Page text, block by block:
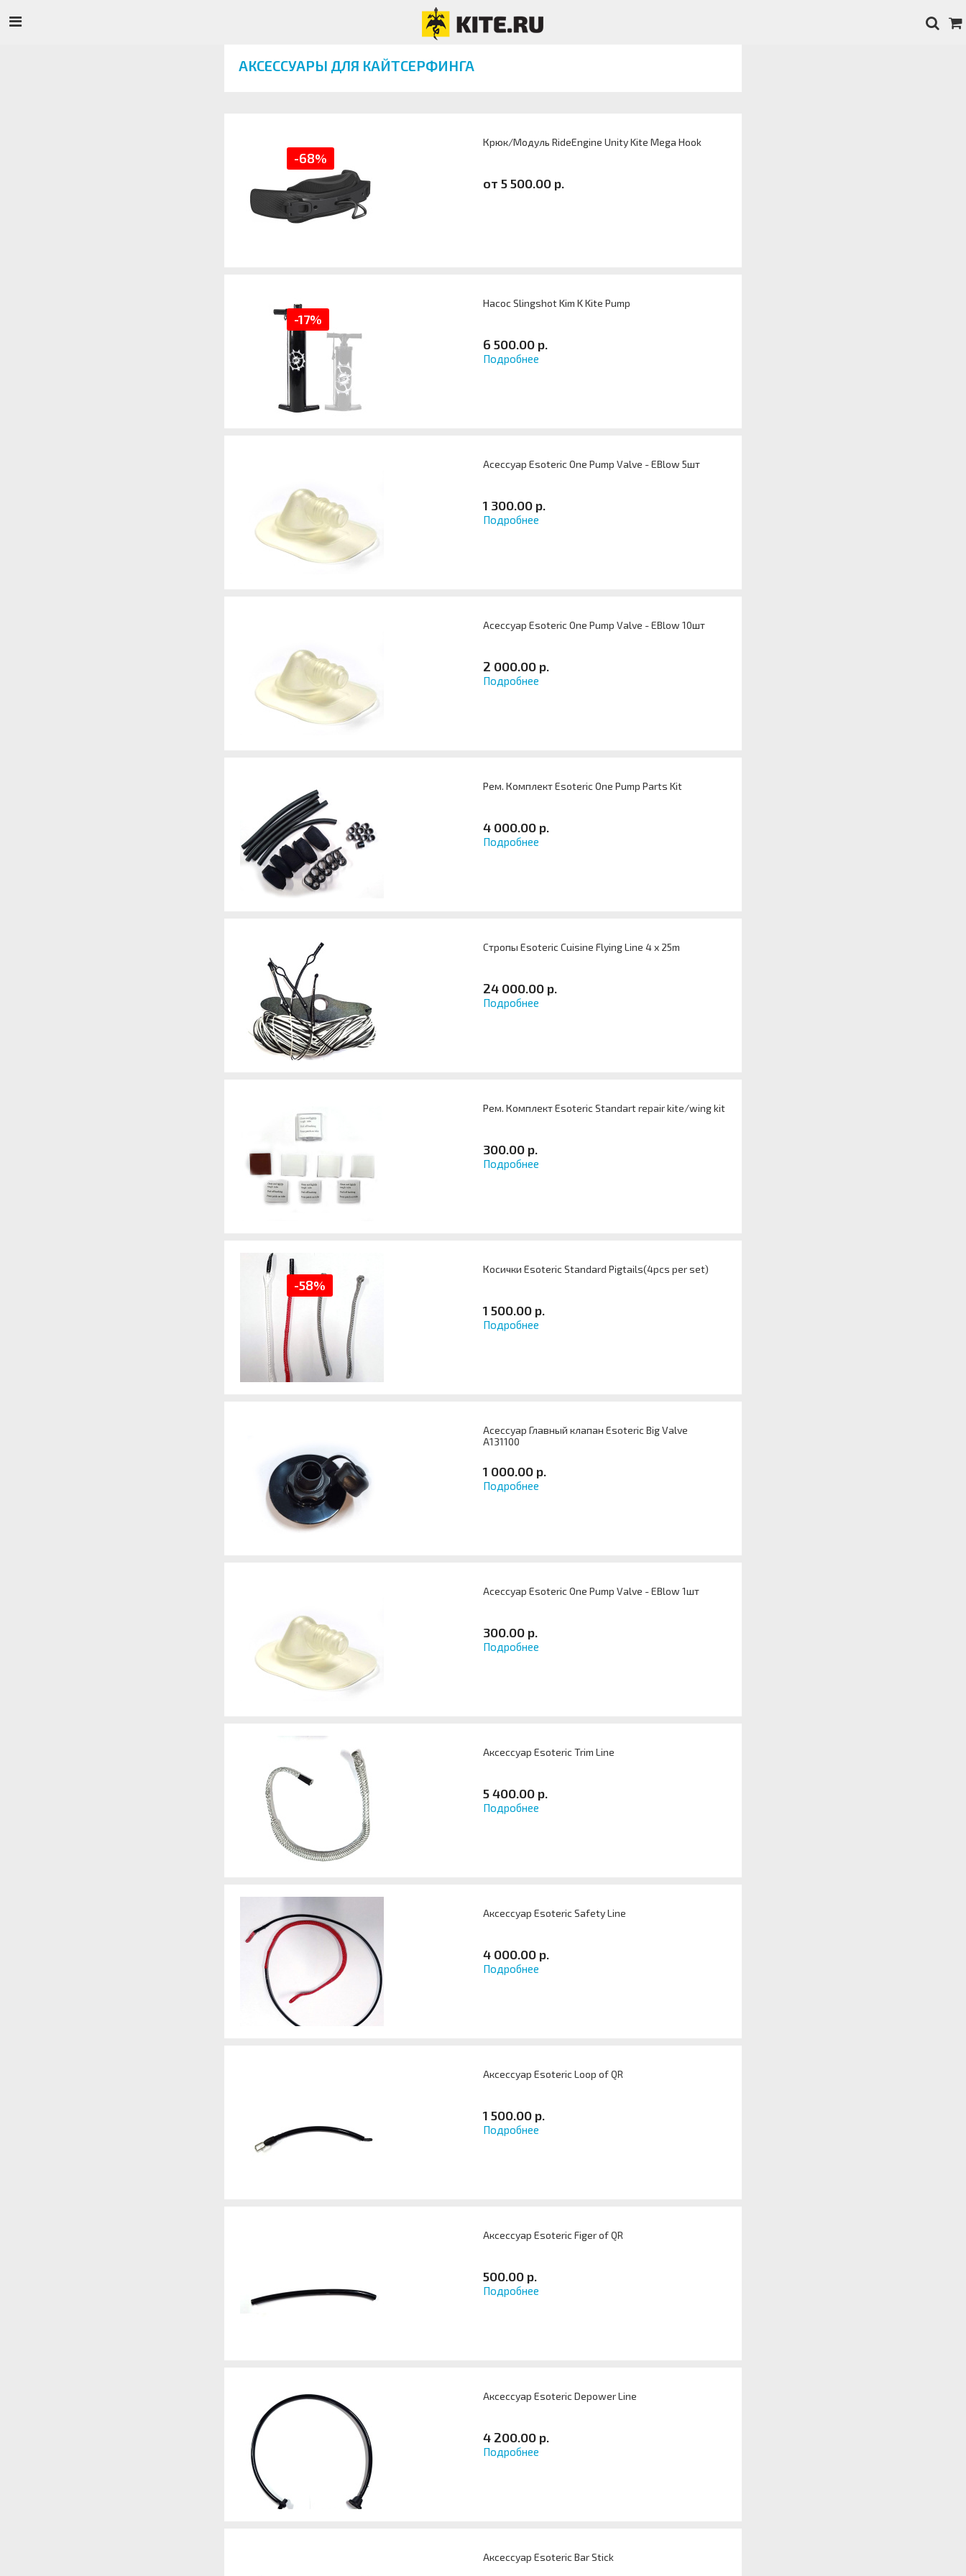
АКСЕССУАРЫ ДЛЯ КАЙТСЕРФИНГА
Крюк/Модуль RideEngine Unity Kite Mega Hook
от 5 500.00 р.
-68%
Насос Slingshot Kim K Kite Pump
6 500.00 р.
Подробнее
-17%
Асессуар Esoteric One Pump Valve - EBlow 5шт
1 300.00 р.
Подробнее
Асессуар Esoteric One Pump Valve - EBlow 10шт
2 000.00 р.
Подробнее
Рем. Комплект Esoteric One Pump Parts Kit
4 000.00 р.
Подробнее
Стропы Esoteric Cuisine Flying Line 4 x 25m
24 000.00 р.
Подробнее
Рем. Комплект Esoteric Standart repair kite/wing kit
300.00 р.
Подробнее
Артикул
Косички Esoteric Standard Pigtails(4pcs per set)
1 500.00 р.
Подробнее
-58%
Асессуар Главный клапан Esoteric Big Valve
A131100
1 000.00 р.
Подробнее
Асессуар Esoteric One Pump Valve - EBlow 1шт
300.00 р.
Подробнее
Аксессуар Esoteric Trim Line
5 400.00 р.
Подробнее
Артикул
Аксессуар Esoteric Safety Line
4 000.00 р.
Подробнее
Аксессуар Esoteric Loop of QR
1 500.00 р.
Подробнее
Аксессуар Esoteric Figer of QR
500.00 р.
Подробнее
Аксессуар Esoteric Depower Line
4 200.00 р.
Подробнее
Аксессуар Esoteric Bar Stick